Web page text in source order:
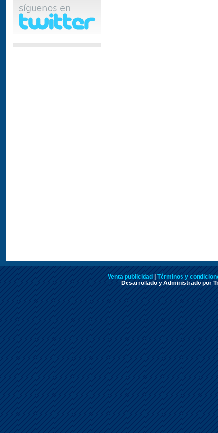
Venta publicidad | Términos y
Desarrollado y Administrado por